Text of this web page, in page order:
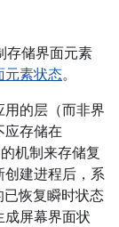
存储界面元素
元素状态。
的层（而非界
应存储在
机制来存储复
创建进程后，系
已恢复瞬时状态
成屏幕界面状